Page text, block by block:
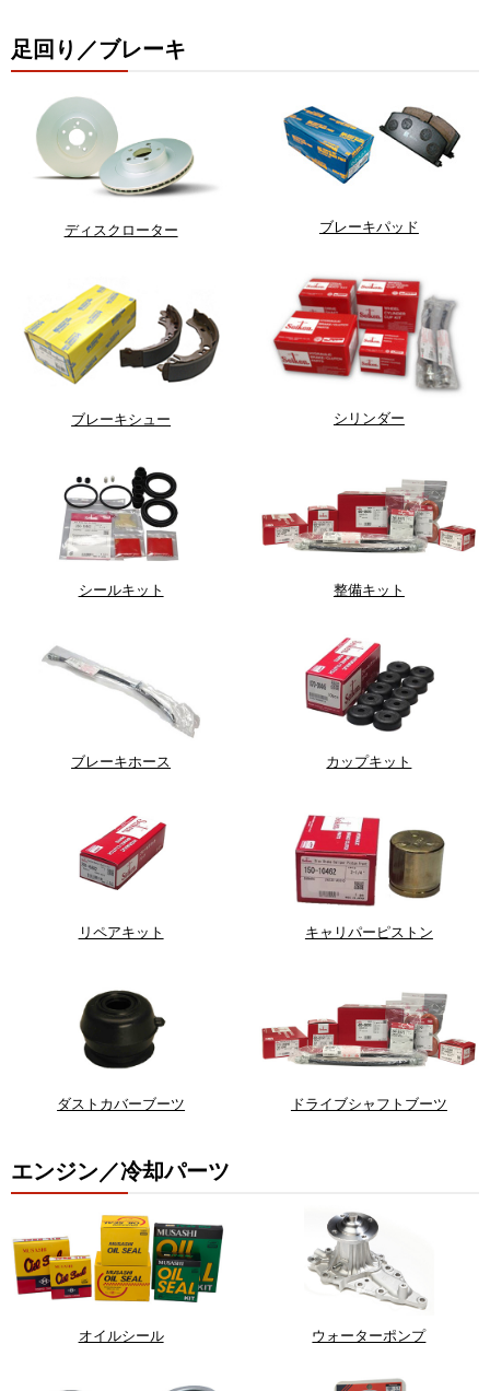
足回り／ブレーキ
ディスクローター ブレーキパッド
ブレーキシュー シリンダー
シールキット 整備キット
ブレーキホース カップキット
リペアキット キャリパーピストン
ダストカバーブーツ ドライブシャフトブーツ
エンジン／冷却パーツ
オイルシール ウォーターポンプ